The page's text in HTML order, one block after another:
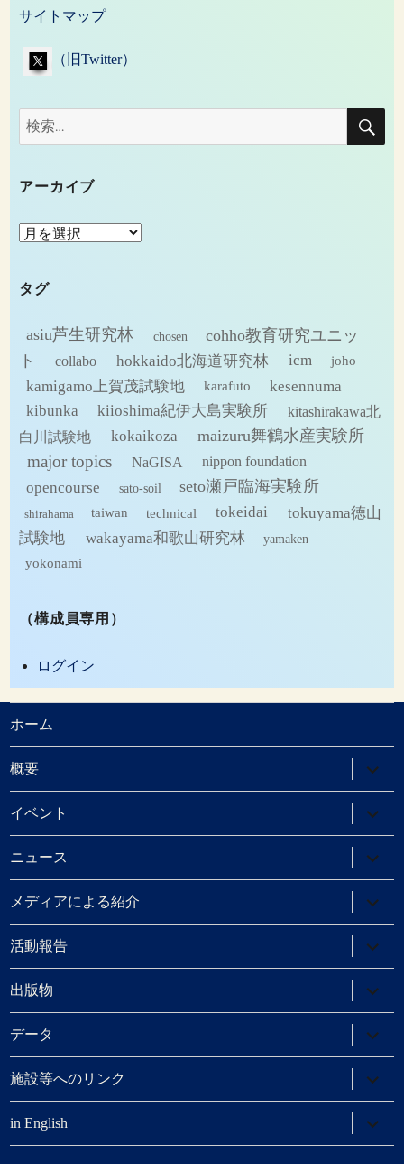
サイトマップ
（旧Twitter）
検
索:
検
アーカイブ
ア
カ
ブ
タグ
asiu芦生研究林 chosen
cohho教育研究ユニッ
ト
collabo hokkaido北海道研究林 icm joho
kamigamo上賀茂試験地 karafuto
kesennuma
kibunka
kiioshima紀伊大島実験所
kitashirakawa北
白川試験地
kokaikoza maizuru舞鶴水産実験所
major topics NaGISA nippon foundation
opencourse sato-soil seto瀬戸臨海実験所
shirahama taiwan technical tokeidai
tokuyama徳山
試験地
wakayama和歌山研究林
yamaken
yokonami
（構成員専用）
ログイン
ホーム
概要
ブ
メ
ニ
ュ
ー
を
展
開
イベント
ブ
メ
ニ
ュ
ー
を
展
開
ニュース
ブ
メ
ニ
ュ
ー
を
展
開
メディアによる紹介
ブ
メ
ニ
ュ
ー
を
展
開
活動報告
ブ
メ
ニ
ュ
ー
を
展
開
出版物
ブ
メ
ニ
ュ
ー
を
展
開
データ
ブ
メ
ニ
ュ
ー
を
展
開
施設等へのリンク
ブ
メ
ニ
ュ
ー
in English
ブ
メ